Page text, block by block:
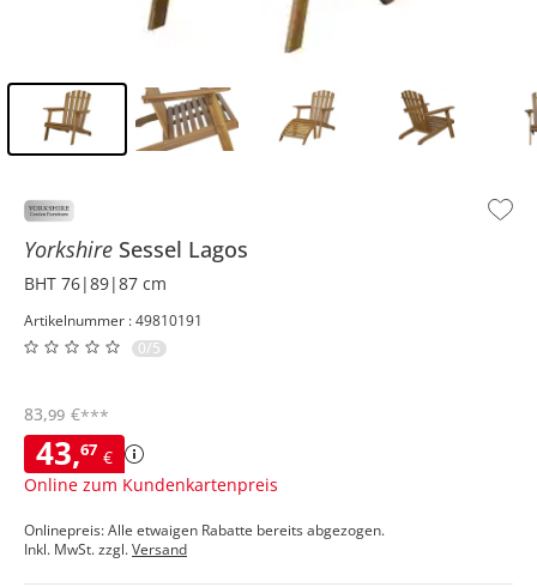
Yorkshire Sessel Lagos
BHT 76|89|87 cm
Artikelnummer : 49810191
0/5
43,67 €
Online zum Kundenkartenpreis
83,99 €***
Onlinepreis: Alle etwaigen Rabatte bereits abgezogen.
Inkl. MwSt. zzgl.Versand